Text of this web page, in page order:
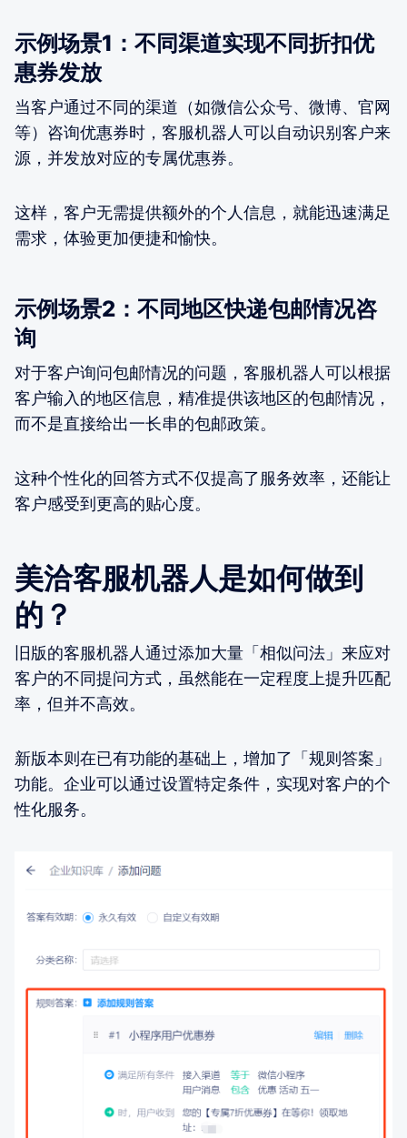
示例场景1：不同渠道实现不同折扣优
惠券发放
当客户通过不同的渠道（如微信公众号、微博、官网
等）咨询优惠券时，客服机器人可以自动识别客户来
源，并发放对应的专属优惠券。
这样，客户无需提供额外的个人信息，就能迅速满足
需求，体验更加便捷和愉快。
示例场景2：不同地区快递包邮情况咨
询
对于客户询问包邮情况的问题，客服机器人可以根据
客户输入的地区信息，精准提供该地区的包邮情况，
而不是直接给出一长串的包邮政策。
这种个性化的回答方式不仅提高了服务效率，还能让
客户感受到更高的贴心度。
美洽客服机器人是如何做到
的？
旧版的客服机器人通过添加大量「相似问法」来应对
客户的不同提问方式，虽然能在一定程度上提升匹配
率，但并不高效。
新版本则在已有功能的基础上，增加了「规则答案」
功能。企业可以通过设置特定条件，实现对客户的个
性化服务。